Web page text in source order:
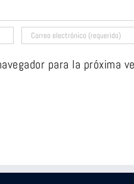
para la próxima